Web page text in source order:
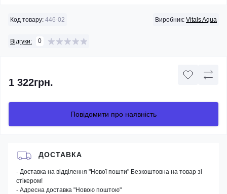
Код товару: 446-02 Виробник: Vitals Aqua
Відгуки: 0
1 322грн.
Повідомити про наявність
ДОСТАВКА
- Доставка на відділення "Нової пошти" Безкоштовна на товар зі
стікером!
- Адресна доставка "Новою поштою"